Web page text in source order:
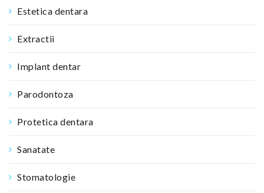
Estetica dentara
Extractii
Implant dentar
Parodontoza
Protetica dentara
Sanatate
Stomatologie